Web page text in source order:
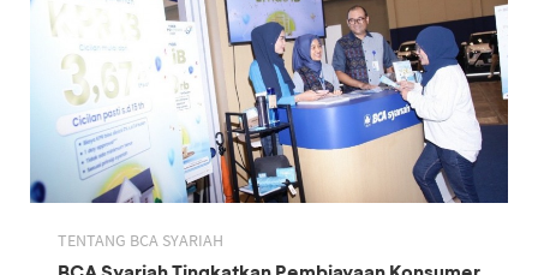
TENTANG BCA SYARIAH